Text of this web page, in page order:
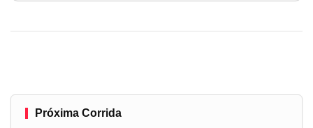
Próxima Corrida